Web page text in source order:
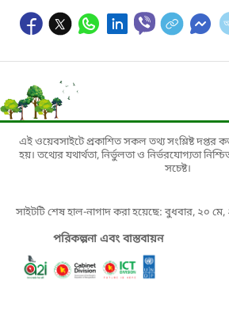
এই ওয়েবসাইটে প্রকাশিত সকল তথ্য সংশ্লিষ্ট দপ্তর
হয়। তথ্যের যথার্থতা, নির্ভুলতা ও নির্ভরযোগ্যতা
সচেষ্ট।
সাইটটি শেষ হাল-নাগাদ করা হয়েছে: বুধবার, ২০
পরিকল্পনা এবং বাস্তবায়ন